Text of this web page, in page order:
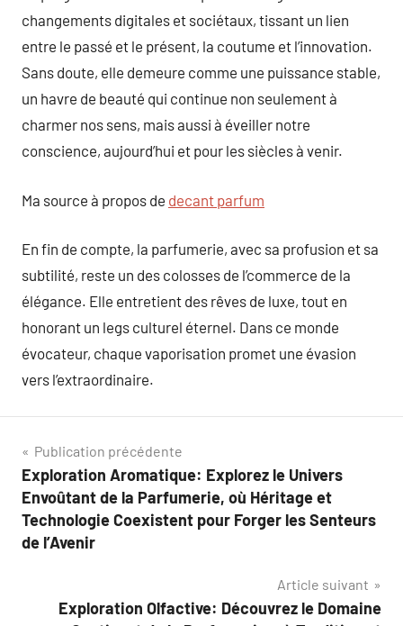
changements digitales et sociétaux, tissant un lien
entre le passé et le présent, la coutume et l’innovation.
Sans doute, elle demeure comme une puissance stable,
un havre de beauté qui continue non seulement à
charmer nos sens, mais aussi à éveiller notre
conscience, aujourd’hui et pour les siècles à venir.
Ma source à propos de decant parfum
En fin de compte, la parfumerie, avec sa profusion et sa
subtilité, reste un des colosses de l’commerce de la
élégance. Elle entretient des rêves de luxe, tout en
honorant un legs culturel éternel. Dans ce monde
évocateur, chaque vaporisation promet une évasion
vers l’extraordinaire.
Navigation
de
l’article
Publication précédente
Exploration Aromatique: Explorez le Univers
Envoûtant de la Parfumerie, où Héritage et
Technologie Coexistent pour Forger les Senteurs
de l’Avenir
Article suivant
Exploration Olfactive: Découvrez le Domaine